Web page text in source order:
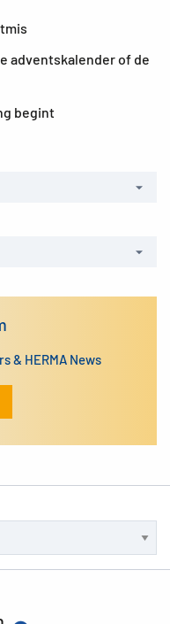
adventskalender of de
begint
& HERMA News